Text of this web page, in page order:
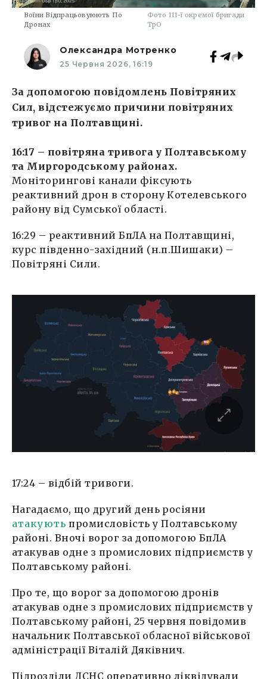
Воїни Відпрацьовуюють По
Дронах
Фото 111-ї окремої бригади
ТрО
Олександра Мотренко
25 Червня 2026, 16:19
За допомогою повідомлень Повітряних
Сил, відстежуємо причини повітряних
тривог на Полтавщині.
16:17 – повітряна тривога у Полтавському
та Миргородському районах.
Моніторингові канали фіксують
реактивний дрон в сторону Котелевського
району від Сумської області.
16:29 – реактивний БпЛА на Полтавщині,
курс південно-західний (н.п.Шишаки) –
Повітряні Сили.
17:24 – відбій тривоги.
Нагадаємо, що другий день росіяни
атакують промисловість у Полтавському
районі. Вночі ворог за допомогою БпЛА
атакував одне з промислових підприємств у
Полтавському районі.
Про те, що ворог за допомогою дронів
атакував одне з промислових підприємств у
Полтавському районі, 25 червня повідомив
начальник Полтавської обласної військової
адміністрації Віталій Дяківнич.
Підрозділи ДСНС оперативно ліквідували